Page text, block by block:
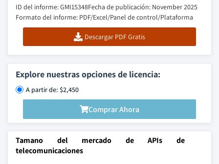
ID del informe: GMI15348Fecha de publicación: November 2025
Formato del informe: PDF/Excel/Panel de control/Plataforma
Descargar PDF Gratis
Explore nuestras opciones de licencia:
A partir de: $2,450
Comprar Ahora
Tamano del mercado de APIs de
telecomunicaciones